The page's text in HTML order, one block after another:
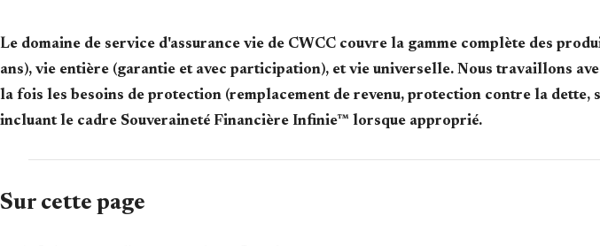
Le domaine de service d'assurance vie de CWCC couvre la gamme complète des
ans), vie entière (garantie et avec participation), et vie universelle. Nous travaillons
la fois les besoins de protection (remplacement de revenu, protection contre la
incluant le cadre Souveraineté Financière Infinie™ lorsque approprié.
Sur cette page